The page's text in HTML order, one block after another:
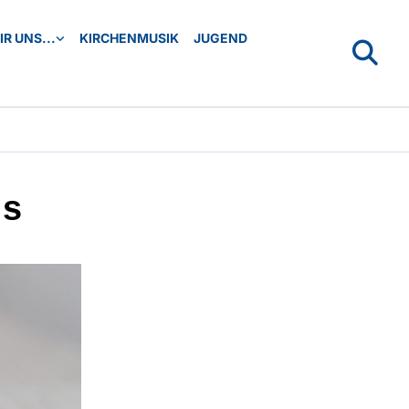
UNS... KIRCHENMUSIK JUGEND